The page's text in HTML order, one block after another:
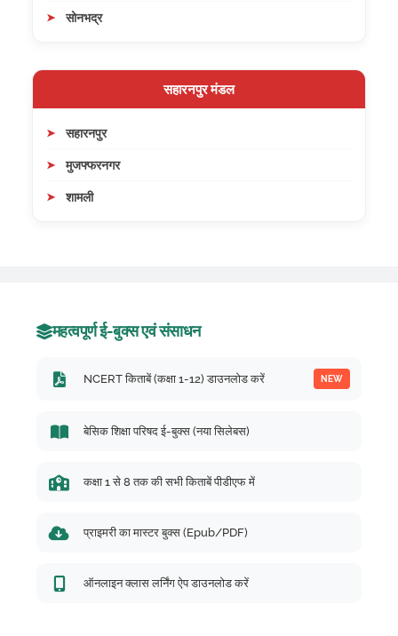
सोनभद्र
सहारनपुर मंडल
सहारनपुर
मुजफ्फरनगर
शामली
महत्वपूर्ण ई-बुक्स एवं संसाधन
NCERT किताबें (कक्षा 1-12) डाउनलोड करें NEW
बेसिक शिक्षा परिषद ई-बुक्स (नया सिलेबस)
कक्षा 1 से 8 तक की सभी किताबें पीडीएफ में
प्राइमरी का मास्टर बुक्स (Epub/PDF)
ऑनलाइन क्लास लर्निंग ऐप डाउनलोड करें